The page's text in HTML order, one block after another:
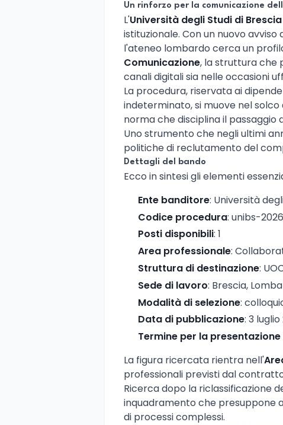
Un rinforzo per la comunicazione
L'Università degli Studi di Brescia
istituzionale. Con un nuovo
l'ateneo lombardo cerca un
Comunicazione, la struttura che
canali digitali sia nelle occasioni
La procedura, riservata ai
indeterminato, si muove nel solco
norma che disciplina il
Uno strumento che negli ultimi
politiche di reclutamento del
Dettagli del bando
Ecco in sintesi gli elementi
Ente banditore: Università
Codice procedura: unibs-
Posti disponibili: 1
Area professionale:
Struttura di destinazione:
Sede di lavoro: Brescia,
Modalità di selezione:
Data di pubblicazione: 3
Termine per la
La figura ricercata rientra nell'
professionali previsti dal
Ricerca dopo la riclassificazione
inquadramento che presuppone
di processi complessi.